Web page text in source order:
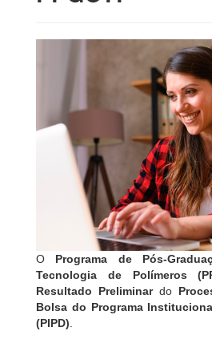
O Programa de Pós-
Tecnologia de Polímeros
Resultado Preliminardo P
Bolsa do Programa
(PIPD)